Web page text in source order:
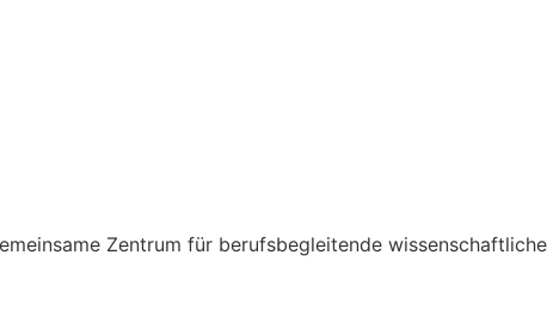
Zentrum für berufsbegleitende